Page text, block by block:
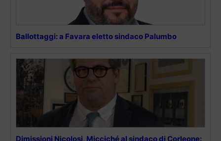
Ballottaggi: a Favara eletto sindaco Palumbo
Dimissioni Nicolosi, Micciché al sindaco di Corleone: